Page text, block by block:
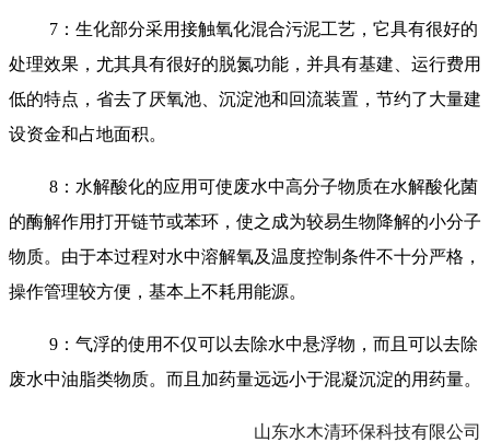
7：生化部分采用接触氧化混合污泥工艺，它具有很好的
处理效果，尤其具有很好的脱氮功能，并具有基建、运行费用
低的特点，省去了厌氧池、沉淀池和回流装置，节约了大量建
设资金和占地面积。
8：水解酸化的应用可使废水中高分子物质在水解酸化菌
的酶解作用打开链节或苯环，使之成为较易生物降解的小分子
物质。由于本过程对水中溶解氧及温度控制条件不十分严格，
操作管理较方便，基本上不耗用能源。
9：气浮的使用不仅可以去除水中悬浮物，而且可以去除
废水中油脂类物质。而且加药量远远小于混凝沉淀的用药量。
山东水木清环保科技有限公司